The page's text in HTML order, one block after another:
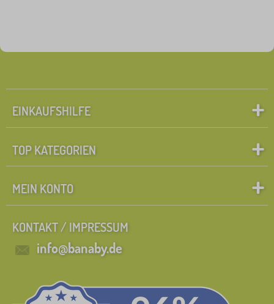
EINKAUFSHILFE
TOP KATEGORIEN
MEIN KONTO
KONTAKT / IMPRESSUM
info@banaby.de